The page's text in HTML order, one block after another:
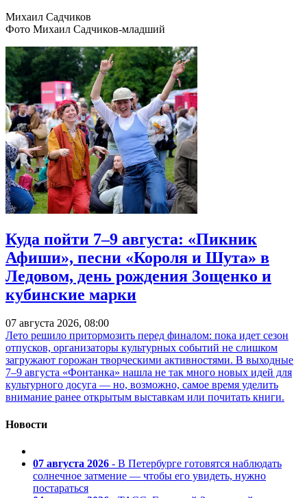
Михаил Садчиков
Фото Михаил Садчиков-младший
Куда пойти 7–9 августа: «Пикник
Афиши», песни «Короля и Шута» в
Ледовом, день рождения Зощенко и
кубинские марки
07 августа 2026, 08:00
Лето решило притормозить перед финалом: пока идет сезон
отпусков, организаторы культурных событий не слишком
загружают горожан творческими активностями. В выходные
7–9 августа «Фонтанка» нашла не так много новых идей для
культурного досуга — но, возможно, самое время уделить
внимание ранее открытым выставкам или почитать книги.
Новости
07 августа 2026 - В Петербурге готовятся наблюдать
солнечное затмение — чтобы его увидеть, нужно
постараться